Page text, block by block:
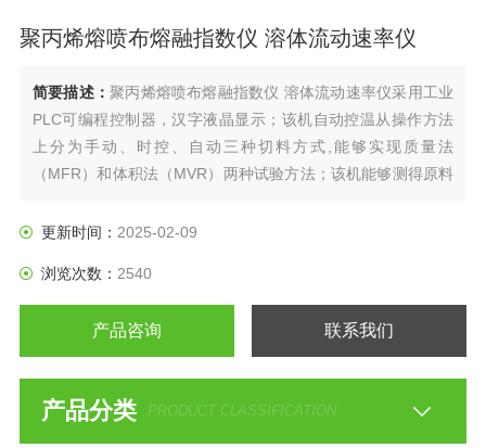
聚丙烯熔喷布熔融指数仪 溶体流动速率仪
简要描述：聚丙烯熔喷布熔融指数仪 溶体流动速率仪采用工业
PLC可编程控制器，汉字液晶显示；该机自动控温从操作方法
上分为手动、时控、自动三种切料方式,能够实现质量法
（MFR）和体积法（MVR）两种试验方法；该机能够测得原料
更新时间： 2025-02-09
浏览次数： 2540
产品咨询 联系我们
产品分类 PRODUCT CLASSIFICATION